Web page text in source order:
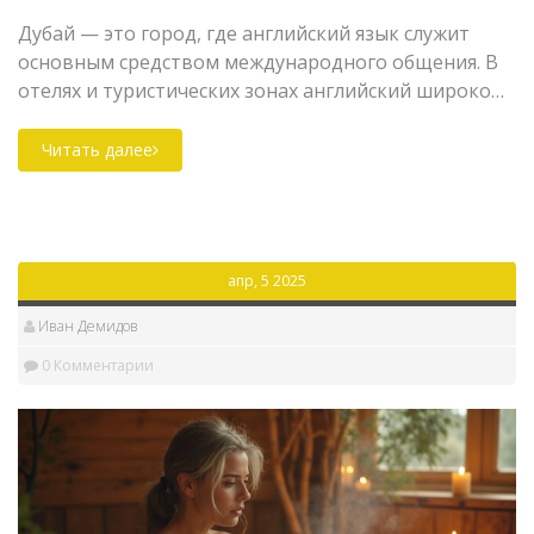
Дубай — это город, где английский язык служит
основным средством международного общения. В
отелях и туристических зонах английский широко
иностранных туристов, которые могут легко
общаться по важным вопросам. В статье
советы для путешественников.
Читать далее
апр, 5 2025
Иван Демидов
0 Комментарии